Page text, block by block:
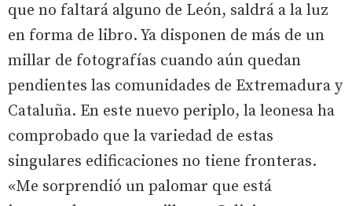
que no faltará alguno de León, saldrá a la luz
en forma de libro. Ya disponen de más de un
millar de fotografías cuando aún quedan
pendientes las comunidades de Extremadura y
Cataluña. En este nuevo periplo, la leonesa ha
comprobado que la variedad de estas
singulares edificaciones no tiene fronteras.
«Me sorprendió un palomar que está